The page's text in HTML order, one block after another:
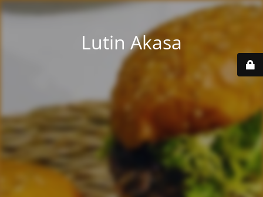
Lutin Akasa